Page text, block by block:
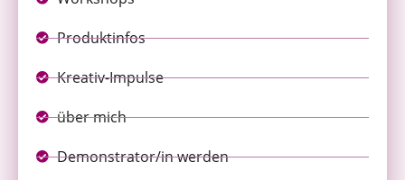
Produktinfos
Kreativ-Impulse
über mich
Demonstrator/in werden